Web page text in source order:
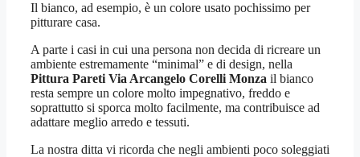
Il bianco, ad esempio, è un colore usato pochissimo per
pitturare casa.
A parte i casi in cui una persona non decida di ricreare un
ambiente estremamente “minimal” e di design, nella
Pittura Pareti Via Arcangelo Corelli Monza il bianco
resta sempre un colore molto impegnativo, freddo e
soprattutto si sporca molto facilmente, ma contribuisce ad
adattare meglio arredo e tessuti.
La nostra ditta vi ricorda che negli ambienti poco soleggiati